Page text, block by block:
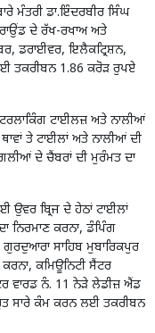
ਮੰਤਰੀ ਡਾ.ਇੰਦਰਬੀਰ ਸਿੰਘ
ਦੇ ਰੱਖ-ਰਖਾਅ ਅਤੇ
ਡਰਾਈਵਰ, ਇਲੈਕਟ੍ਰਿਸ਼ਨ,
ਤਕਰੀਬਨ 1.86 ਕਰੋੜ ਰੁਪਏ
ਟਾਈਲਜ਼ ਅਤੇ ਨਾਲੀਆਂ
ਤੇ ਟਾਈਲਾਂ ਅਤੇ ਨਾਲੀਆਂ ਦੀ
ਦੇ ਚੈਂਬਰਾਂ ਦੀ ਮੁਰੰਮਤ ਦਾ
ਬ੍ਰਿਜ ਦੇ ਹੇਠਾਂ ਟਾਈਲਾਂ
ਨਿਰਮਾਣ ਕਰਨਾ, ਡੰਪਿੰਗ
ਸਾਹਿਬ ਮੁਬਾਰਿਕਪੁਰ
ਕਮਿਊਨਿਟੀ ਸੈਂਟਰ
ਵਾਰਡ ਨੰ. 11 ਨੇੜੇ ਲੇਡੀਜ਼ ਐਂਡ
ਸਾਰੇ ਕੰਮ ਕਰਨ ਲਈ ਤਕਰੀਬਨ